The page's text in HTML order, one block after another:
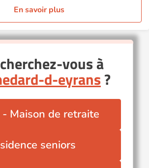
En savoir plus
vous à
d-eyrans?
- Maison de retraite
seniors